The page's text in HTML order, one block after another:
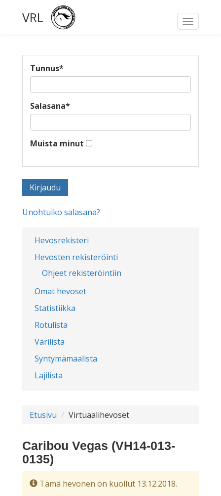
Toggle
VRL
Hevosrekisteri
Hevosten rekisteröinti
Ohjeet rekisteröintiin
Omat hevoset
Statistiikka
Rotulista
Värilista
Syntymämaalista
Lajilista
Tunnus*
Salasana*
Muista minut
Unohtuiko salasana?
Etusivu Virtuaalihevoset
Caribou Vegas (VH14-013-
0135)
Tämä hevonen on kuollut 13.12.2018.